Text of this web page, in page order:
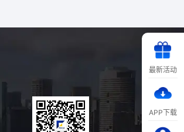
最新活动
APP下载